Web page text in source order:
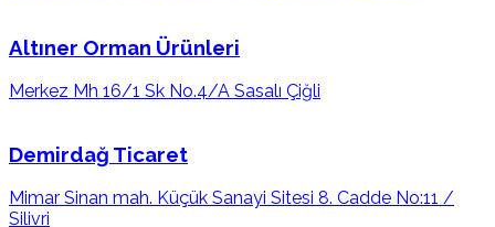
Altıner Orman Ürünleri
Merkez Mh 16/1 Sk No.4/A Sasalı Çiğli
Demirdağ Ticaret
Mimar Sinan mah. Küçük Sanayi Sitesi 8. Cadde No:11 /
Silivri